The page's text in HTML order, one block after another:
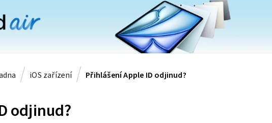
iOS zařízení Přihlášení Apple ID odjinud?
odjinud?